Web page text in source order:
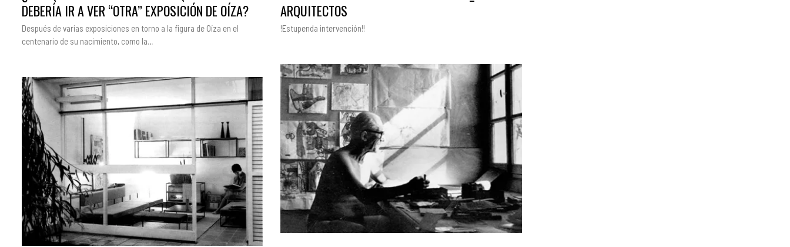
DEBERÍA IR A VER “OTRA” EXPOSICIÓN DE OÍZA?
Después de varias exposiciones en torno a la figura de Oíza en el
centenario de su nacimiento, como la…
ARQUITECTOS
!Estupenda intervención!!